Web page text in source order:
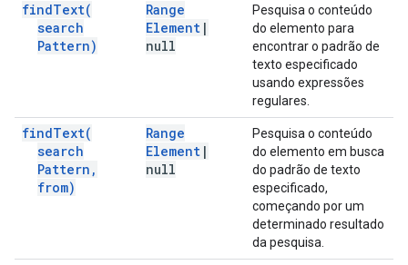
findText(
search
Pattern)
Range
Element |
null
Pesquisa o conteúdo
do elemento para
encontrar o padrão de
texto especificado
usando expressões
regulares.
findText(
search
Pattern ,
from)
Range
Element |
null
Pesquisa o conteúdo
do elemento em busca
do padrão de texto
especificado,
começando por um
determinado resultado
da pesquisa.